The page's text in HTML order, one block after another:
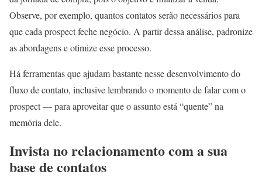
Observe, por exemplo, quantos contatos serão necessários para
que cada prospect feche negócio. A partir dessa análise, padronize
as abordagens e otimize esse processo.
Há ferramentas que ajudam bastante nesse desenvolvimento do
fluxo de contato, inclusive lembrando o momento de falar com o
prospect — para aproveitar que o assunto está “quente” na
memória dele.
Invista no relacionamento com a sua
base de contatos